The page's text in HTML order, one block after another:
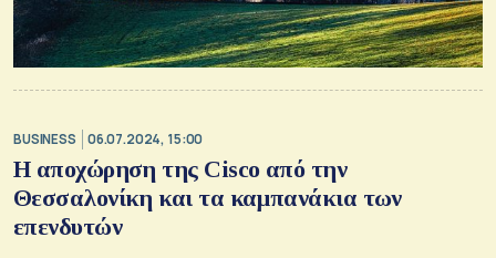
BUSINESS 06.07.2024, 15:00
Η αποχώρηση της Cisco από την
Θεσσαλονίκη και τα καμπανάκια των
επενδυτών